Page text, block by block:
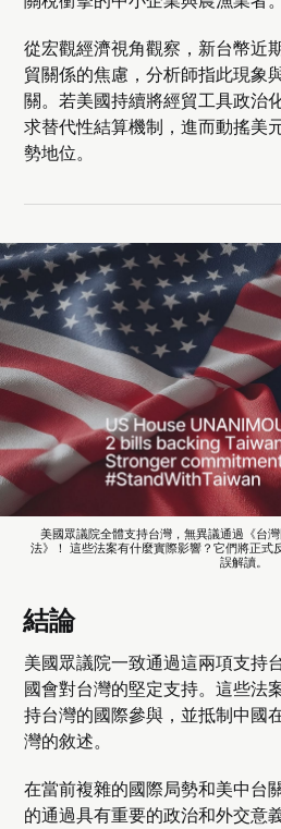
從宏觀經濟視角觀察，新台幣近
貿關係的焦慮，分析師指此現象
關。若美國持續將經貿工具政治
求替代性結算機制，進而動搖美
勢地位。
美國眾議院全體支持台灣，無異議通過《台
法》！ 這些法案有什麼實際影響？它們將正
誤解讀。
結論
美國眾議院一致通過這兩項支持
國會對台灣的堅定支持。這些法
持台灣的國際參與，並抵制中國
灣的敘述。
在當前複雜的國際局勢和美中台
的通過具有重要的政治和外交意